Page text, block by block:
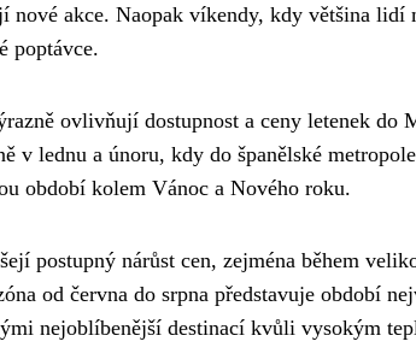
nové akce. Naopak víkendy, kdy většina
poptávce.
ovlivňují dostupnost a ceny letenek do
v lednu a únoru, kdy do španělské
období kolem Vánoc a Nového roku.
postupný nárůst cen, zejména během
od června do srpna představuje období
nejoblíbenější destinací kvůli vysokým